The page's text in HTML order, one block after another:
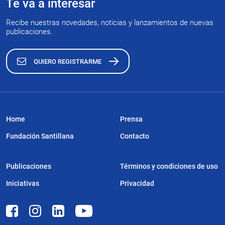
Te va a interesar
Recibe nuestras novedades, noticias y lanzamientos de nuevas
publicaciones.
QUIERO REGISTRARME
Home
Fundación Santillana
Publicaciones
Iniciativas
Prensa
Contacto
Términos y condiciones de uso
Privacidad